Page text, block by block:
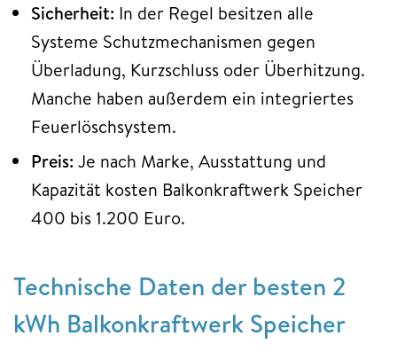
Sicherheit: In der Regel besitzen alle
Systeme Schutzmechanismen gegen
Überladung, Kurzschluss oder Überhitzung.
Manche haben außerdem ein integriertes
Feuerlöschsystem.
Preis: Je nach Marke, Ausstattung und
Kapazität kosten Balkonkraftwerk Speicher
400 bis 1.200 Euro.
Technische Daten der besten 2
kWh Balkonkraftwerk Speicher